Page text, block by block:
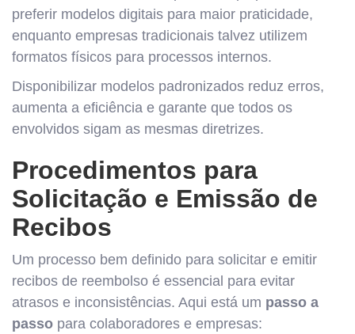
preferir modelos digitais para maior praticidade,
enquanto empresas tradicionais talvez utilizem
formatos físicos para processos internos.
Disponibilizar modelos padronizados reduz erros,
aumenta a eficiência e garante que todos os
envolvidos sigam as mesmas diretrizes.
Procedimentos para
Solicitação e Emissão de
Recibos
Um processo bem definido para solicitar e emitir
recibos de reembolso é essencial para evitar
atrasos e inconsistências. Aqui está um passo a
passo para colaboradores e empresas: